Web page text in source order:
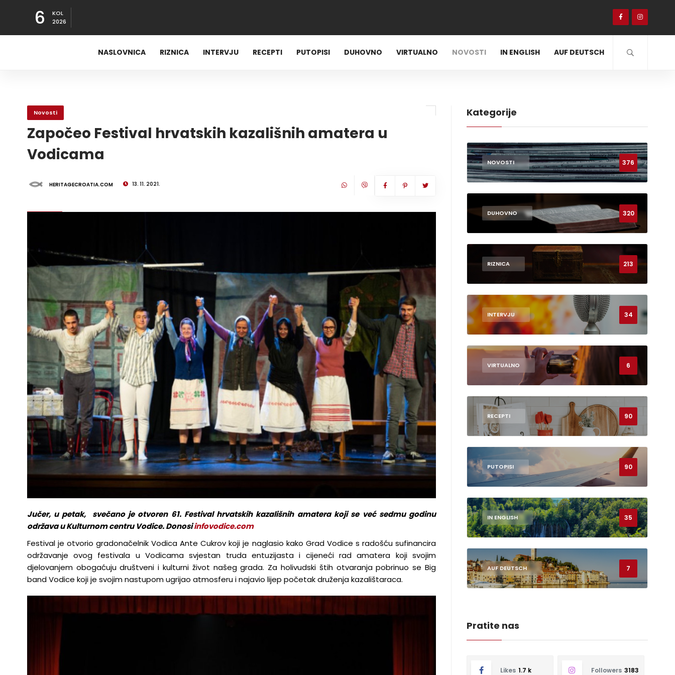
6
KOL
2026
NASLOVNICA RIZNICA INTERVJU RECEPTI PUTOPISI DUHOVNO VIRTUALNO NOVOSTI IN ENGLISH AUF DEUTSCH
Novosti
Započeo Festival hrvatskih kazališnih amatera u
Vodicama
HERITAGECROATIA.COM 13. 11. 2021.
Jučer, u petak, svečano je otvoren 61. Festival hrvatskih kazališnih amatera koji se već sedmu godinu
održava u Kulturnom centru Vodice. Donosiinfovodice.com
Festival je otvorio gradonačelnik Vodica Ante Cukrov koji je naglasio kako Grad Vodice s radošću sufinancira
održavanje ovog festivala u Vodicama svjestan truda entuzijasta i cijeneći rad amatera koji svojim
djelovanjem obogaćuju društveni i kulturni život našeg grada. Za holivudski štih otvaranja pobrinuo se Big
band Vodice koji je svojim nastupom ugrijao atmosferu i najavio lijep početak druženja kazalištaraca.
Kategorije
NOVOSTI 376
DUHOVNO 320
RIZNICA 213
INTERVJU 34
VIRTUALNO 6
RECEPTI 90
PUTOPISI 90
IN ENGLISH 35
AUF DEUTSCH 7
Pratite nas
Likes 1.7 k Followers 3183